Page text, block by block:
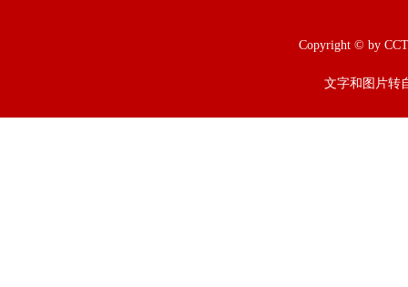
Copyright © by
文字和图片转